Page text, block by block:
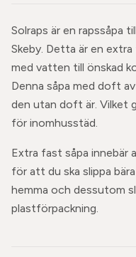
Solraps är en rapssåpa
Skeby. Detta är en
med vatten till önskad
Denna såpa med doft
den utan doft är. Vilket
för inomhusstäd.
Extra fast såpa
för att du ska slippa
hemma och dessutom
plastförpackning.